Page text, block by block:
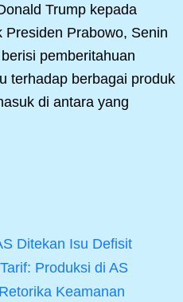
Trump kepada
Prabowo, Senin
pemberitahuan
terhadap berbagai produk
di antara yang
Ditekan Isu Defisit
Produksi di AS
Keamanan